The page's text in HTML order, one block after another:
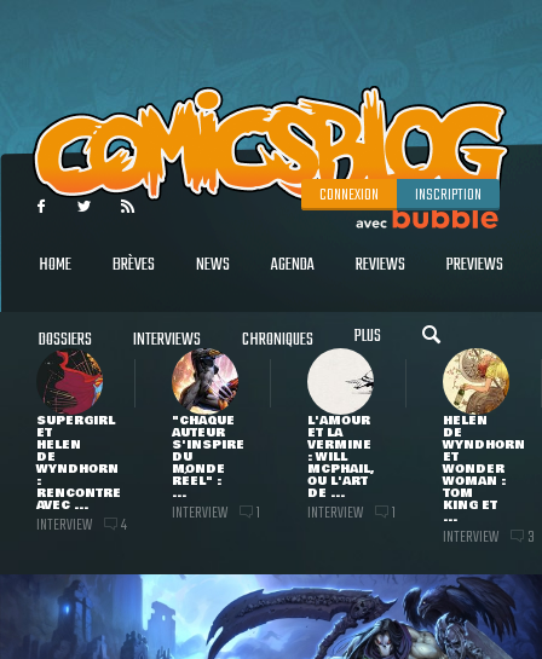
CONNEXION INSCRIPTION
HOME BRÈVES NEWS AGENDA REVIEWS PREVIEWS
DOSSIERS INTERVIEWS CHRONIQUES PLUS
SUPERGIRL
ET
HELEN
DE
WYNDHORN
:
RENCONTRE
AVEC ...
INTERVIEW 4
"CHAQUE
AUTEUR
S'INSPIRE
DU
MONDE
RÉEL" :
...
INTERVIEW 1
L'AMOUR
ET LA
VERMINE
: WILL
MCPHAIL,
OU L'ART
DE ...
INTERVIEW 1
HELEN
DE
WYNDHORN
ET
WONDER
WOMAN :
TOM
KING ET
...
INTERVIEW 3